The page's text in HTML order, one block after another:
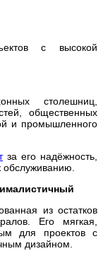
с высокой
столешниц,
общественных
и промышленного
за его надёжность,
обслуживанию.
из остатков
Его мягкая,
для проектов с
дизайном.